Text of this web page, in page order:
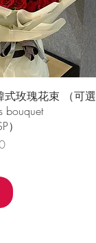
快速瀏覽
式玫瑰花束 （可選
bouquet
）